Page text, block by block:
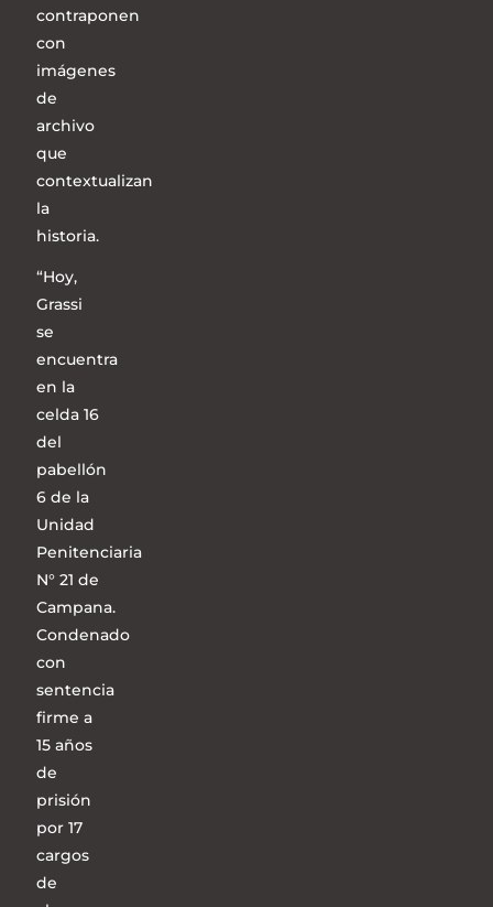
contraponen
con
imágenes
de
archivo
que
contextualizan
la
historia.
“Hoy,
Grassi
se
encuentra
en la
celda 16
del
pabellón
6 de la
Unidad
Penitenciaria
N° 21 de
Campana.
Condenado
con
sentencia
firme a
15 años
de
prisión
por 17
cargos
de